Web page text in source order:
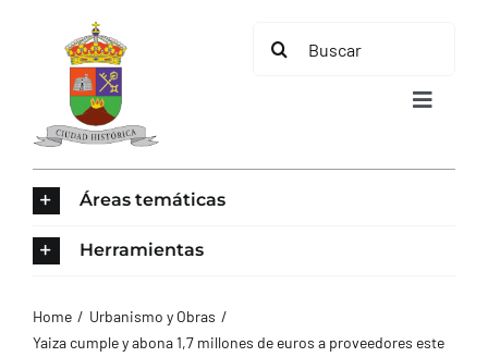
contenido
Buscar:
Toggle
Áreas temáticas
Herramientas
Home
Urbanismo y Obras
Yaiza cumple y abona 1,7 millones de euros a proveedores este